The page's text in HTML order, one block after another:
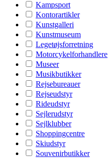
Kampsport
Kontorartikler
Kunstgalleri
Kunstmuseum
Legetøjsforretning
Motorcykelforhandlere
Museer
Musikbutikker
Rejsebureauer
Rejseudstyr
Rideudstyr
Sejlerudstyr
Sejlklubber
Shoppingcentre
Skiudstyr
Souvenirbutikker